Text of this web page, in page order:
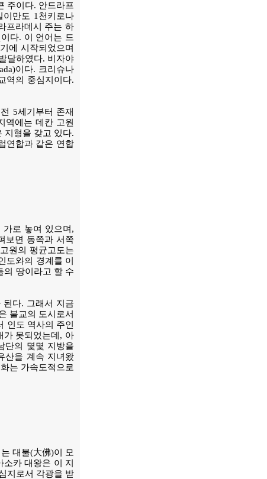
주이다. 안드라프
만도 1천키로나
프라데시 주는 하
다. 이 언어는 드
에 시작되었으며
달하였다. 비자야
이다. 크리슈나
역의 중심지이다.
5세기부터 존재
역에는 데칸 고원
지형을 갖고 있다.
연합과 같은 연합
로 놓여 있으며,
보면 동쪽과 서쪽
원의 평균고도는
도와의 경계를 이
의 땅이라고 할 수
다. 그래서 지금
불교의 도시로서
인도 역사의 주인
가 못되었는데, 아
단의 몇몇 지방을
산을 계속 지녀왔
는 가속도적으로
대불(大佛)이 모
카 대왕은 이 지
지로서 각광을 받